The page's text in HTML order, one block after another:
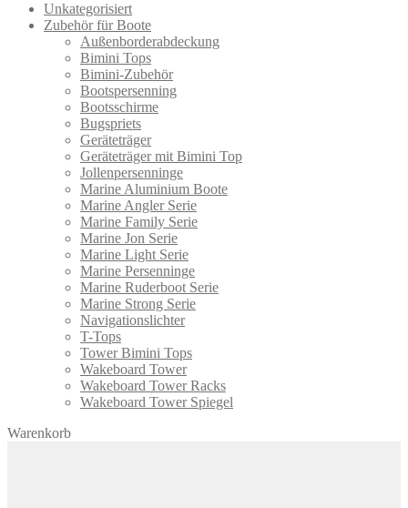
Unkategorisiert
Zubehör für Boote
Außenborderabdeckung
Bimini Tops
Bimini-Zubehör
Bootspersenning
Bootsschirme
Bugspriets
Geräteträger
Geräteträger mit Bimini Top
Jollenpersenninge
Marine Aluminium Boote
Marine Angler Serie
Marine Family Serie
Marine Jon Serie
Marine Light Serie
Marine Persenninge
Marine Ruderboot Serie
Marine Strong Serie
Navigationslichter
T-Tops
Tower Bimini Tops
Wakeboard Tower
Wakeboard Tower Racks
Wakeboard Tower Spiegel
Warenkorb